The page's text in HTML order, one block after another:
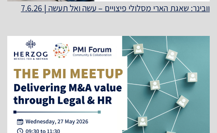
וובינר: שאגת הארי מסלולי פיצויים – עשה ואל תעשה | 7.6.26